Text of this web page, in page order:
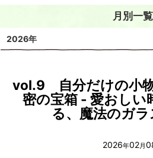
vol.9 自分だけの小
密の宝箱 - 愛おしい
る、魔法のガ
2026年02月
月別一覧
2026年